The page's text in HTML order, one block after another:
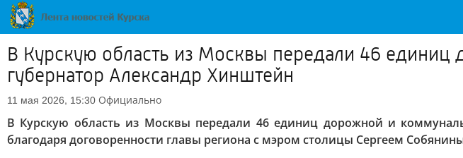
В Курскую область из Москвы передали 46
губернатор Александр Хинштейн
11 мая 2026, 15:30 Официально
В Курскую область из Москвы передали 46 единиц дорожной и
благодаря договоренности главы региона с мэром столицы Сергеем